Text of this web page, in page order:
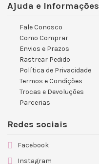
Ajuda e Informações
Fale Conosco
Como Comprar
Envios e Prazos
Rastrear Pedido
Política de Privacidade
Termos e Condições
Trocas e Devoluções
Parcerias
Redes sociais
Facebook
Instagram